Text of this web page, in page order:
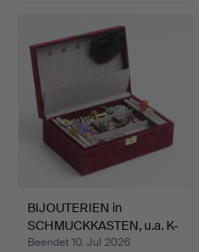
BIJOUTERIEN in
SCHMUCKKASTEN, u.a. K-
Form.
Beendet 10. Jul 2026